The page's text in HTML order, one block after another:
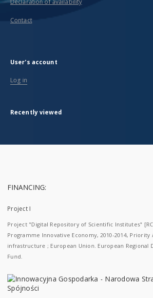
Declaration of availability
Contact
User's account
Log in
Recently viewed
FINANCING:
Project I
Project "Digital Repository of Scientific Institutes"
Programme Innovative Economy, 2010-2014, Priority
infrastructure ; European Union. European Regional
Fund.